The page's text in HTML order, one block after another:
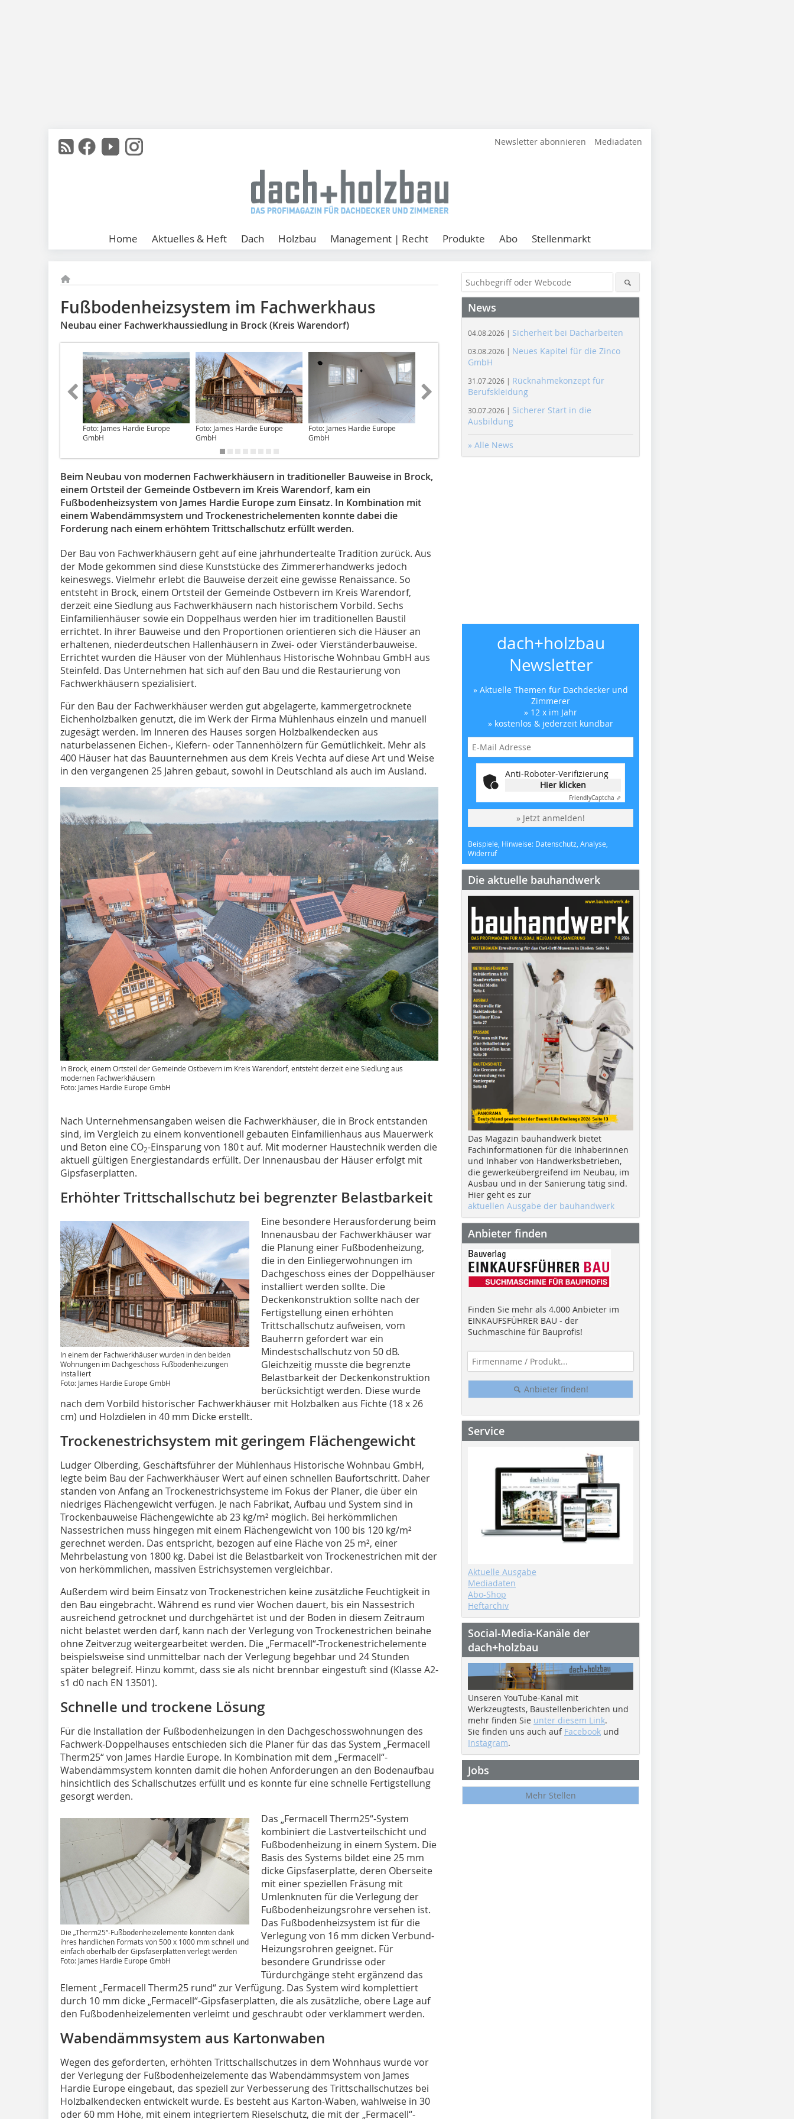
Newsletter abonnieren Mediadaten
Home Aktuelles & Heft Dach Holzbau Management | Recht Produkte Abo Stellenmarkt
Fußbodenheizsystem im Fachwerkhaus
Neubau einer Fachwerkhaussiedlung in Brock (Kreis Warendorf)
Foto: James Hardie Europe
GmbH
Foto: James Hardie Europe
GmbH
Foto: James Hardie Europe
GmbH
GmbH
Beim Neubau von modernen Fachwerkhäusern in traditioneller Bauweise in Brock,
einem Ortsteil der Gemeinde Ostbevern im Kreis Warendorf, kam ein
Fußbodenheizsystem von James Hardie Europe zum Einsatz. In Kombination mit
einem Wabendämmsystem und Trockenestrichelementen konnte dabei die
Forderung nach einem erhöhtem Trittschallschutz erfüllt werden.
Der Bau von Fachwerkhäusern geht auf eine jahrhundertealte Tradition zurück. Aus
der Mode gekommen sind diese Kunststücke des Zimmererhandwerks jedoch
keineswegs. Vielmehr erlebt die Bauweise derzeit eine gewisse Renaissance. So
entsteht in Brock, einem Ortsteil der Gemeinde Ostbevern im Kreis Warendorf,
derzeit eine Siedlung aus Fachwerkhäusern nach historischem Vorbild. Sechs
Einfamilienhäuser sowie ein Doppelhaus werden hier im traditionellen Baustil
errichtet. In ihrer Bauweise und den Proportionen orientieren sich die Häuser an
erhaltenen, niederdeutschen Hallenhäusern in Zwei- oder Vierständerbauweise.
Errichtet wurden die Häuser von der Mühlenhaus Historische Wohnbau GmbH aus
Steinfeld. Das Unternehmen hat sich auf den Bau und die Restaurierung von
Fachwerkhäusern spezialisiert.
Für den Bau der Fachwerkhäuser werden gut abgelagerte, kammergetrocknete
Eichenholzbalken genutzt, die im Werk der Firma Mühlenhaus einzeln und manuell
zugesägt werden. Im Inneren des Hauses sorgen Holzbalkendecken aus
naturbelassenen Eichen-, Kiefern- oder Tannenhölzern für Gemütlichkeit. Mehr als
400 Häuser hat das Bauunternehmen aus dem Kreis Vechta auf diese Art und Weise
in den vergangenen 25 Jahren gebaut, sowohl in Deutschland als auch im Ausland.
In Brock, einem Ortsteil der Gemeinde Ostbevern im Kreis Warendorf, entsteht derzeit eine Siedlung aus
modernen Fachwerkhäusern
Foto: James Hardie Europe GmbH
Nach Unternehmensangaben weisen die Fachwerkhäuser, die in Brock entstanden
sind, im Vergleich zu einem konventionell gebauten Einfamilienhaus aus Mauerwerk
und Beton eine CO2-Einsparung von 180 t auf. Mit moderner Haustechnik werden die
aktuell gültigen Energiestandards erfüllt. Der Innenausbau der Häuser erfolgt mit
Gipsfaserplatten.
Erhöhter Trittschallschutz bei begrenzter Belastbarkeit
In einem der Fachwerkhäuser wurden in den beiden
Wohnungen im Dachgeschoss Fußbodenheizungen
installiert
Foto: James Hardie Europe GmbH
Eine besondere Herausforderung beim
Innenausbau der Fachwerkhäuser war
die Planung einer Fußbodenheizung,
die in den Einliegerwohnungen im
Dachgeschoss eines der Doppelhäuser
installiert werden sollte. Die
Deckenkonstruktion sollte nach der
Fertigstellung einen erhöhten
Trittschallschutz aufweisen, vom
Bauherrn gefordert war ein
Mindestschallschutz von 50 dB.
Gleichzeitig musste die begrenzte
Belastbarkeit der Deckenkonstruktion
berücksichtigt werden. Diese wurde
nach dem Vorbild historischer Fachwerkhäuser mit Holzbalken aus Fichte (18 x 26
cm) und Holzdielen in 40 mm Dicke erstellt.
Trockenestrichsystem mit geringem Flächengewicht
Ludger Olberding, Geschäftsführer der Mühlenhaus Historische Wohnbau GmbH,
legte beim Bau der Fachwerkhäuser Wert auf einen schnellen Baufortschritt. Daher
standen von Anfang an Trockenestrichsysteme im Fokus der Planer, die über ein
niedriges Flächengewicht verfügen. Je nach Fabrikat, Aufbau und System sind in
Trockenbauweise Flächengewichte ab 23 kg/m² möglich. Bei herkömmlichen
Nassestrichen muss hingegen mit einem Flächengewicht von 100 bis 120 kg/m²
gerechnet werden. Das entspricht, bezogen auf eine Fläche von 25 m², einer
Mehrbelastung von 1800 kg. Dabei ist die Belastbarkeit von Trockenestrichen mit der
von herkömmlichen, massiven Estrichsystemen vergleichbar.
Außerdem wird beim Einsatz von Trockenestrichen keine zusätzliche Feuchtigkeit in
den Bau eingebracht. Während es rund vier Wochen dauert, bis ein Nassestrich
ausreichend getrocknet und durchgehärtet ist und der Boden in diesem Zeitraum
nicht belastet werden darf, kann nach der Verlegung von Trockenestrichen beinahe
ohne Zeitverzug weitergearbeitet werden. Die „Fermacell“-Trockenestrichelemente
beispielsweise sind unmittelbar nach der Verlegung begehbar und 24 Stunden
später belegreif. Hinzu kommt, dass sie als nicht brennbar eingestuft sind (Klasse A2-
s1 d0 nach EN 13501).
Schnelle und trockene Lösung
Für die Installation der Fußbodenheizungen in den Dachgeschosswohnungen des
Fachwerk-Doppelhauses entschieden sich die Planer für das das System „Fermacell
Therm25“ von James Hardie Europe. In Kombination mit dem „Fermacell“-
Wabendämmsystem konnten damit die hohen Anforderungen an den Bodenaufbau
hinsichtlich des Schallschutzes erfüllt und es konnte für eine schnelle Fertigstellung
gesorgt werden.
Die „Therm25“-Fußbodenheizelemente konnten dank
ihres handlichen Formats von 500 x 1000 mm schnell und
einfach oberhalb der Gipsfaserplatten verlegt werden
Foto: James Hardie Europe GmbH
Das „Fermacell Therm25“-System
kombiniert die Lastverteilschicht und
Fußbodenheizung in einem System. Die
Basis des Systems bildet eine 25 mm
dicke Gipsfaserplatte, deren Oberseite
mit einer speziellen Fräsung mit
Umlenknuten für die Verlegung der
Fußbodenheizungsrohre versehen ist.
Das Fußbodenheizsystem ist für die
Verlegung von 16 mm dicken Verbund-
Heizungsrohren geeignet. Für
besondere Grundrisse oder
Türdurchgänge steht ergänzend das
Element „Fermacell Therm25 rund“ zur Verfügung. Das System wird komplettiert
durch 10 mm dicke „Fermacell“-Gipsfaserplatten, die als zusätzliche, obere Lage auf
den Fußbodenheizelementen verleimt und geschraubt oder verklammert werden.
Wabendämmsystem aus Kartonwaben
Wegen des geforderten, erhöhten Trittschallschutzes in dem Wohnhaus wurde vor
der Verlegung der Fußbodenheizelemente das Wabendämmsystem von James
Hardie Europe eingebaut, das speziell zur Verbesserung des Trittschallschutzes bei
Holzbalkendecken entwickelt wurde. Es besteht aus Karton-Waben, wahlweise in 30
oder 60 mm Höhe, mit einem integriertem Rieselschutz, die mit der „Fermacell“-
News
04.08.2026 | Sicherheit bei Dacharbeiten
03.08.2026 | Neues Kapitel für die Zinco
GmbH
31.07.2026 | Rücknahmekonzept für
Berufskleidung
30.07.2026 | Sicherer Start in die
Ausbildung
» Alle News
dach+holzbau
Newsletter
» Aktuelle Themen für Dachdecker und
Zimmerer
» 12 x im Jahr
» kostenlos & jederzeit kündbar
Anti-Roboter-Verifizierung
Hier klicken
FriendlyCaptcha ⇗
» Jetzt anmelden!
Beispiele, Hinweise: Datenschutz, Analyse,
Widerruf
Die aktuelle bauhandwerk
Das Magazin bauhandwerk bietet
Fachinformationen für die Inhaberinnen
und Inhaber von Handwerksbetrieben,
die gewerkeübergreifend im Neubau, im
Ausbau und in der Sanierung tätig sind.
Hier geht es zur
aktuellen Ausgabe der bauhandwerk
Anbieter finden
Finden Sie mehr als 4.000 Anbieter im
EINKAUFSFÜHRER BAU - der
Suchmaschine für Bauprofis!
Anbieter finden!
Service
Aktuelle Ausgabe
Mediadaten
Abo-Shop
Heftarchiv
Social-Media-Kanäle der
dach+holzbau
Unseren YouTube-Kanal mit
Werkzeugtests, Baustellenberichten und
mehr finden Sie unter diesem Link.
Sie finden uns auch auf Facebook und
Instagram.
Jobs
Mehr Stellen